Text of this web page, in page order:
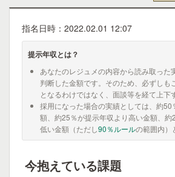
指名日時：2022.02.01 12:07
提示年収とは？
あなたのレジュメの内容から読み取った
判断した金額です。そのため、必ずしも
となるわけではなく、面談等を経て上下
採用になった場合の実績としては、約50
額、約25％が提示年収より高い金額、約
低い金額（ただし90％ルールの範囲内）
今抱えている課題